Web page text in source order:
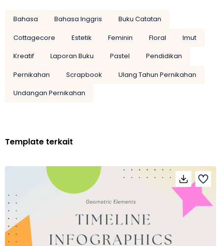
Bahasa Bahasa Inggris
Buku Catatan
Cottagecore
Estetik Feminin Floral
Imut
Kreatif
Laporan Buku Pastel
Pendidikan
Pernikahan
Scrapbook
Ulang Tahun Pernikahan
Undangan Pernikahan
Template terkait